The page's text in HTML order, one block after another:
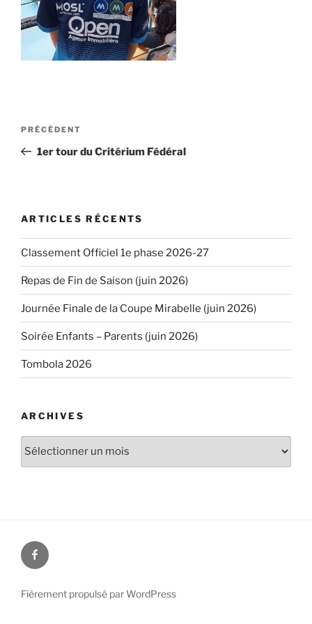
Navigation
l’article
Article
précédent
PRÉCÉDENT
1er tour du Critérium Fédéral
ARTICLES RÉCENTS
Classement Officiel 1e phase 2026-27
Repas de Fin de Saison (juin 2026)
Journée Finale de la Coupe Mirabelle (juin 2026)
Soirée Enfants – Parents (juin 2026)
Tombola 2026
ARCHIVES
Archives
Facebook
Fièrement propulsé par WordPress